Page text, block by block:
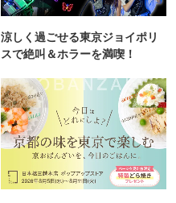
涼しく過ごせる東京ジョイポリ
スで絶叫＆ホラーを満喫！